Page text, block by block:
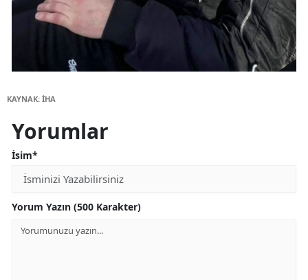
KAYNAK: İHA
Yorumlar
İsim*
Yorum Yazın (500 Karakter)